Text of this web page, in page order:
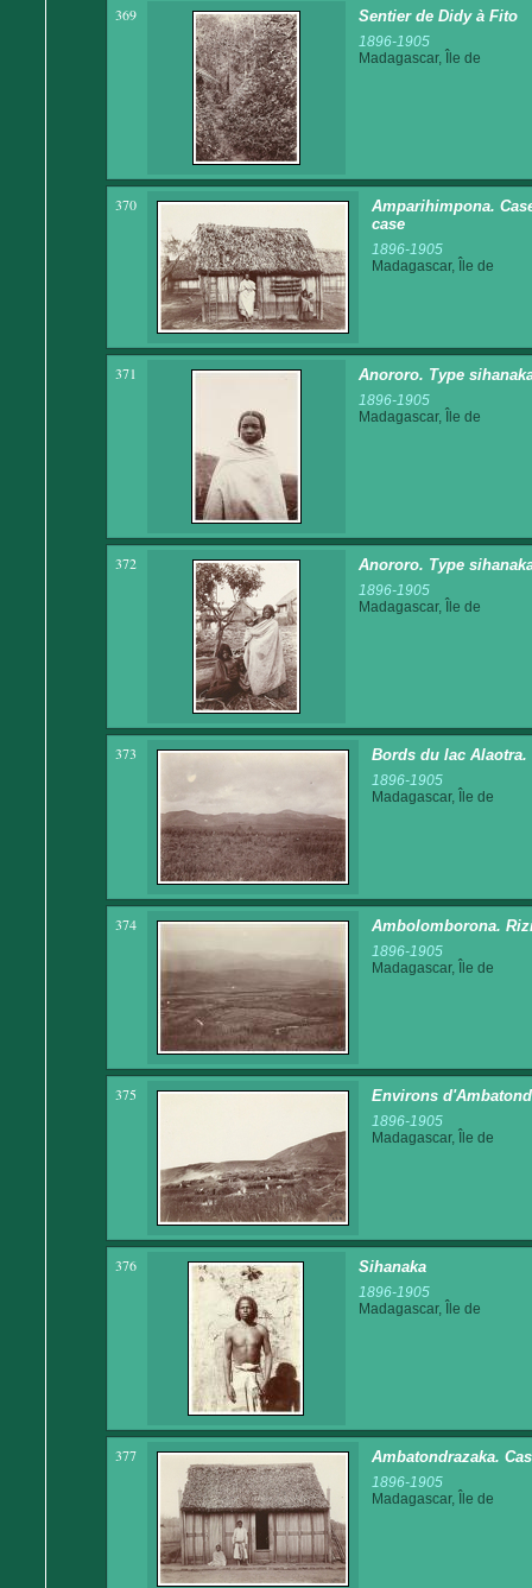
369 Sentier de Didy à Fito
1896-1905
Madagascar, Île de
370
Amparihimpona.
case
1896-1905
Madagascar, Île de
371 Anororo. Type
1896-1905
Madagascar, Île de
372 Anororo. Type
1896-1905
Madagascar, Île de
373 Bords du lac Alaotra.
1896-1905
Madagascar, Île de
374 Ambolomborona.
1896-1905
Madagascar, Île de
375 Environs
1896-1905
Madagascar, Île de
376 Sihanaka
1896-1905
Madagascar, Île de
377 Ambatondrazaka.
1896-1905
Madagascar, Île de